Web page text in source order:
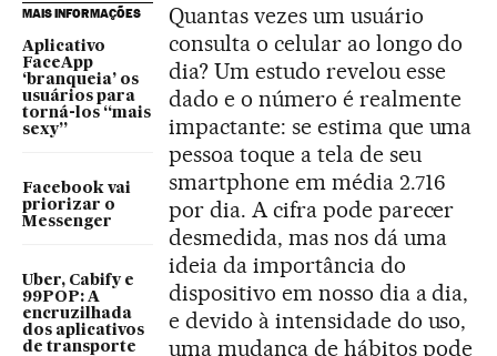
MAIS INFORMAÇÕES
Aplicativo
FaceApp
‘branqueia’ os
usuários para
torná-los “mais
sexy”
Facebook vai
priorizar o
Messenger
Uber, Cabify e
99POP: A
encruzilhada
dos aplicativos
de transporte
Quantas vezes um usuário
consulta o celular ao longo do
dia? Um estudo revelou esse
dado e o número é realmente
impactante: se estima que uma
pessoa toque a tela de seu
smartphone em média 2.716
por dia. A cifra pode parecer
desmedida, mas nos dá uma
ideia da importância do
dispositivo em nosso dia a dia,
e devido à intensidade do uso,
uma mudança de hábitos pode